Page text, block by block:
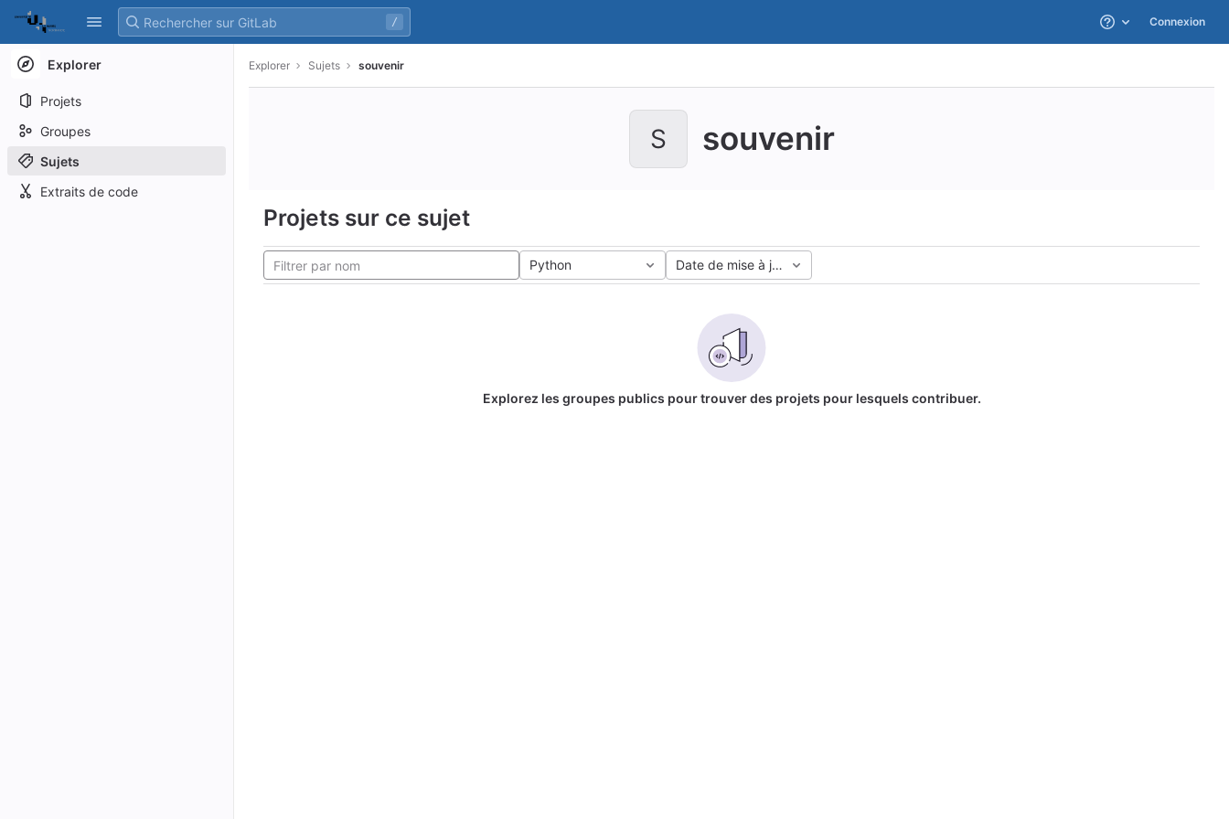
Skip to content
GitLab
/ Aide Connexion
Explorer
Projets
Groupes
Sujets
Extraits de code
Explorer Sujets souvenir
S souvenir
Projets sur ce sujet
Python Date de mise à jour
Explorez les groupes publics pour trouver des projets pour lesquels contribuer.